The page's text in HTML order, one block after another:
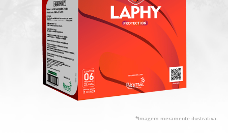
*Imagem meramente ilustrativa.